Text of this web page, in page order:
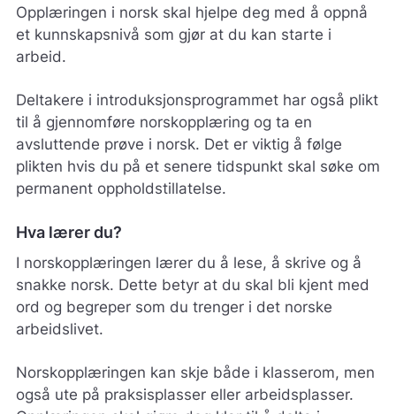
Opplæringen i norsk skal hjelpe deg med å oppnå
et kunnskapsnivå som gjør at du kan starte i
arbeid.
Deltakere i introduksjonsprogrammet har også plikt
til å gjennomføre norskopplæring og ta en
avsluttende prøve i norsk. Det er viktig å følge
plikten hvis du på et senere tidspunkt skal søke om
permanent oppholdstillatelse.
Hva lærer du?
I norskopplæringen lærer du å lese, å skrive og å
snakke norsk. Dette betyr at du skal bli kjent med
ord og begreper som du trenger i det norske
arbeidslivet.
Norskopplæringen kan skje både i klasserom, men
også ute på praksisplasser eller arbeidsplasser.